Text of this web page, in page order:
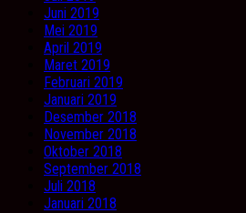
Juni 2019
Mei 2019
April 2019
Maret 2019
Februari 2019
Januari 2019
Desember 2018
November 2018
Oktober 2018
September 2018
Juli 2018
Januari 2018